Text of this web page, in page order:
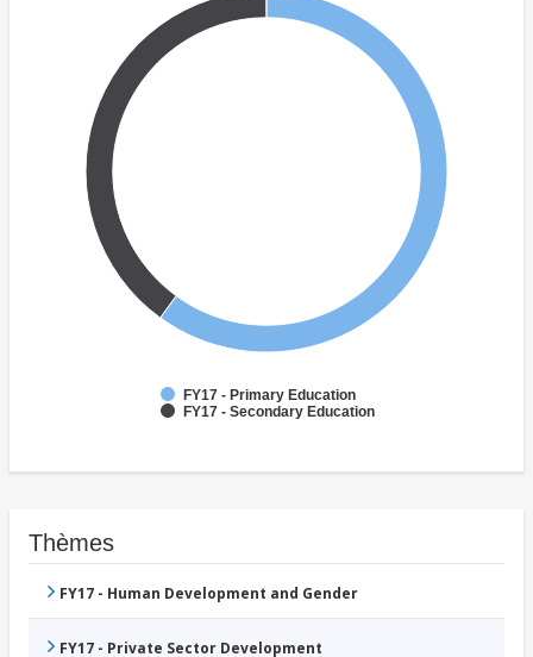
FY17 - Primary Education
FY17 - Secondary Education
Thèmes
FY17 - Human Development and Gender
FY17 - Private Sector Development